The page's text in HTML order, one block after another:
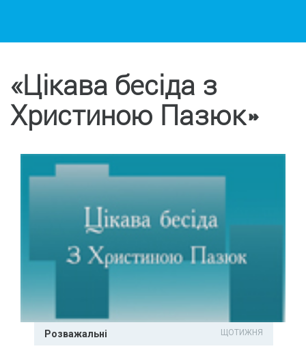
«Цікава бесіда з
Христиною Пазюк»
Розважальні ЩОТИЖНЯ